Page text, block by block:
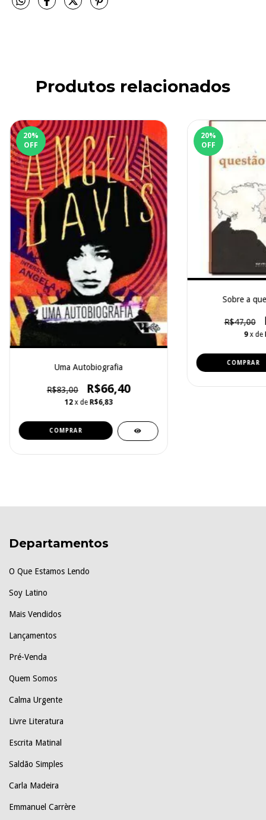
Produtos relacionados
20%
OFF
Uma Autobiografia
R$83,00 R$66,40
12 x de R$6,83
20%
OFF
Sobre a
R$47,00
9 x de
Departamentos
O Que Estamos Lendo
Soy Latino
Mais Vendidos
Lançamentos
Pré-Venda
Quem Somos
Calma Urgente
Livre Literatura
Escrita Matinal
Saldão Simples
Carla Madeira
Emmanuel Carrère